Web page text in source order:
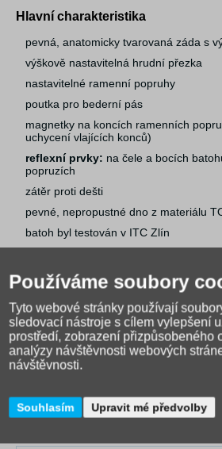
Hlavní charakteristika
pevná, anatomicky tvarovaná záda s
výškově nastavitelná hrudní přezka
nastavitelné ramenní popruhy
poutka pro bederní pás
magnetky na koncích ramenních
uchycení vlajících konců)
reflexní prvky: na čele a bocích
popruzích
zátěr proti dešti
pevné, nepropustné dno z materiálu
batoh byl testován v ITC Zlín
poutko na přenášení batohu v ruce
Používáme soubory
Tyto webové stránky používají
sledovací nástroje s cílem vylepšení
prostředí, zobrazení přizpůsobeného
analýzy návštěvnosti webových
návštěvnosti.
Souhlasím Upravit mé předvolby